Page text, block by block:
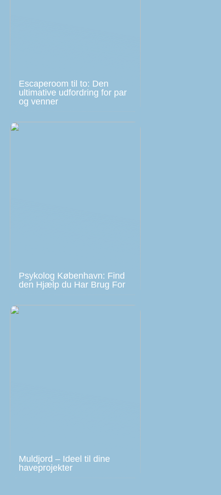
Escaperoom til to: Den
ultimative udfordring for par
og venner
Psykolog København: Find
den Hjælp du Har Brug For
Muldjord – Ideel til dine
haveprojekter